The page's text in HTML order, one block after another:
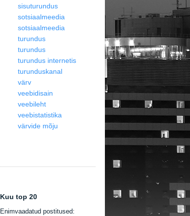
sisuturundus
sotsiaalmeedia
sotsiaalmeedia
turundus
turundus
turundus internetis
turunduskanal
värv
veebidisain
veebileht
veebistatistika
värvide mõju
Kuu top 20
Enimvaadatud postitused: